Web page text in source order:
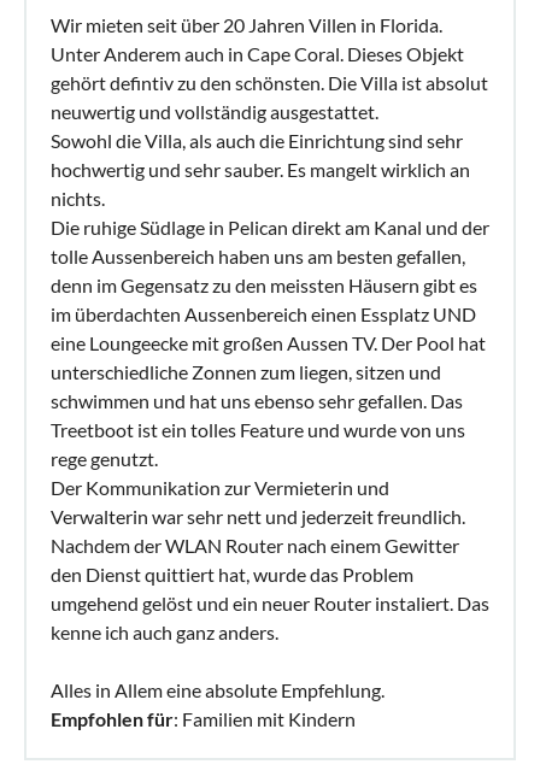
Wir mieten seit über 20 Jahren Villen in Florida.
Unter Anderem auch in Cape Coral. Dieses Objekt
gehört defintiv zu den schönsten. Die Villa ist absolut
neuwertig und vollständig ausgestattet.
Sowohl die Villa, als auch die Einrichtung sind sehr
hochwertig und sehr sauber. Es mangelt wirklich an
nichts.
Die ruhige Südlage in Pelican direkt am Kanal und der
tolle Aussenbereich haben uns am besten gefallen,
denn im Gegensatz zu den meissten Häusern gibt es
im überdachten Aussenbereich einen Essplatz UND
eine Loungeecke mit großen Aussen TV. Der Pool hat
unterschiedliche Zonnen zum liegen, sitzen und
schwimmen und hat uns ebenso sehr gefallen. Das
Treetboot ist ein tolles Feature und wurde von uns
rege genutzt.
Der Kommunikation zur Vermieterin und
Verwalterin war sehr nett und jederzeit freundlich.
Nachdem der WLAN Router nach einem Gewitter
den Dienst quittiert hat, wurde das Problem
umgehend gelöst und ein neuer Router instaliert. Das
kenne ich auch ganz anders.
Alles in Allem eine absolute Empfehlung.
Empfohlen für: Familien mit Kindern